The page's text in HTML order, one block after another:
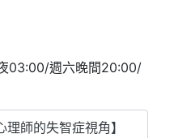
03:00/週六晚間20:00/
師的失智症視角】